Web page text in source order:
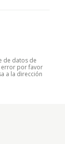
de datos de
error por favor
a la dirección